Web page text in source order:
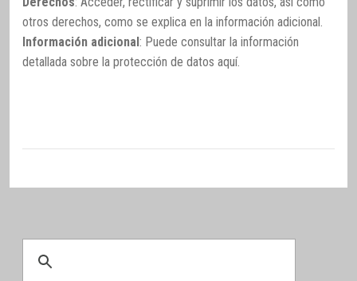
otros derechos, como se explica en la información adicional.
Información adicional: Puede consultar la información
detallada sobre la protección de datos aquí.